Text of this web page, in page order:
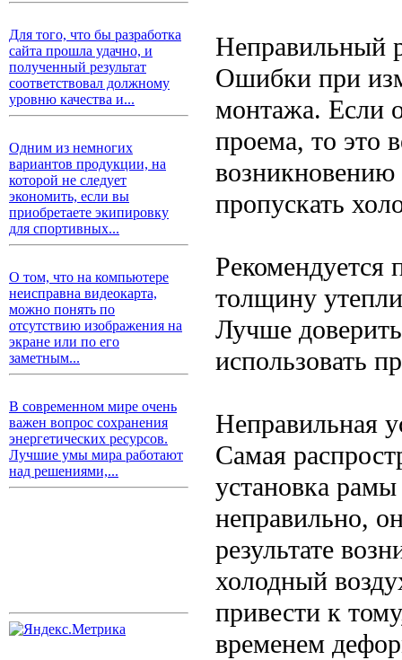
Для того, что бы разработка
сайта прошла удачно, и
полученный результат
соответствовал должному
уровню качества и...
Одним из немногих
вариантов продукции, на
которой не следует
экономить, если вы
приобретаете экипировку
для спортивных...
О том, что на компьютере
неисправна видеокарта,
можно понять по
отсутствию изображения на
экране или по его
заметным...
В современном мире очень
важен вопрос сохранения
энергетических ресурсов.
Лучшие умы мира работают
над решениями,...
Неправильный
Ошибки при
монтажа. Если
проема, то это
пропускать
Рекомендуется
толщину
Лучше
использовать
Неправильная
Самая
установка
неправильно,
результате
холодный
привести к
временем